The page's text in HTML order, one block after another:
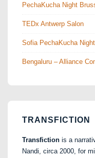
PechaKucha Night
TEDx Antwerp Salon
Sofia PechaKucha
Bengaluru – Alliance
TRANSFICTION
Transfiction is a
Nandi, circa 2000, for